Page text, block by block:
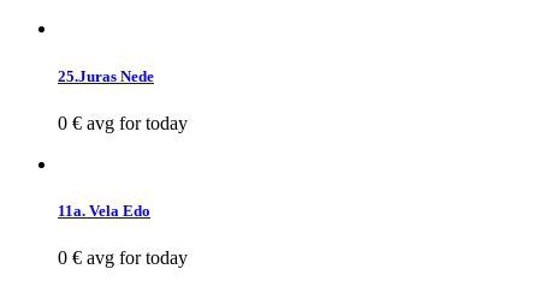
25.Juras Nede
0 € avg for today
11a. Vela Edo
0 € avg for today